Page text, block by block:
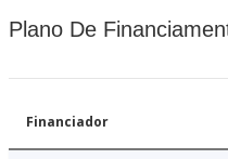
Plano De
Financiador